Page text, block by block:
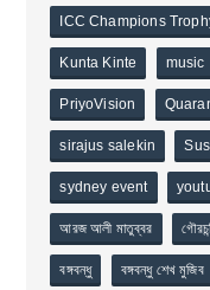
ICC Champions
Kunta Kinte music
PriyoVision
sirajus salekin
sydney event
আরজ আলী মাতুব্বর
বঙ্গবন্ধু বঙ্গবন্ধু শেখ মুজিব